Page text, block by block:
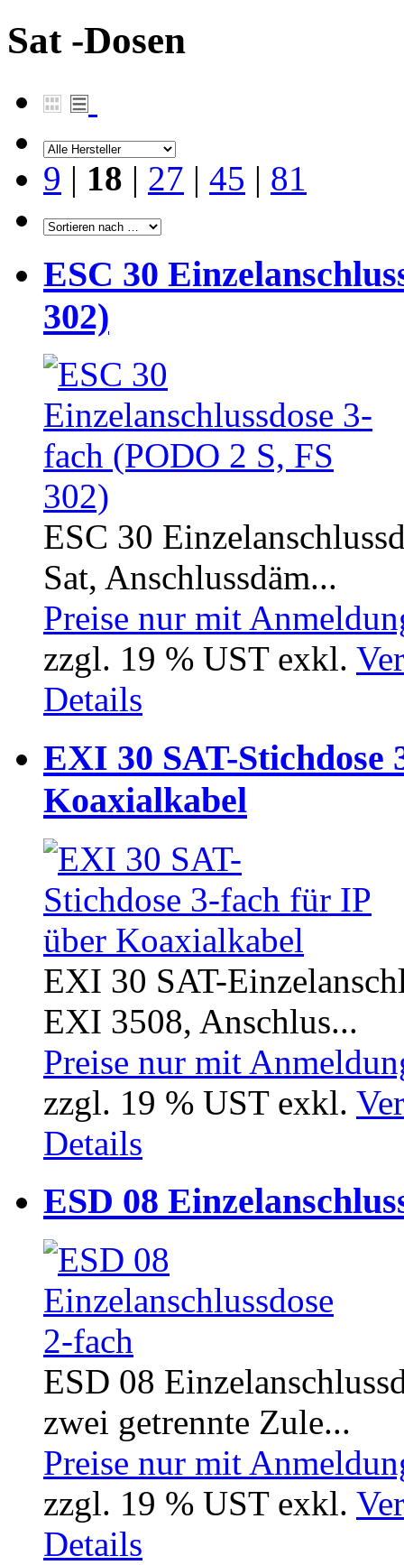
Sat -Dosen
9 | 18 | 27 | 45 | 81
ESC 30
302)
ESC 30
Sat, Anschlussdäm...
Preise nur mit
zzgl. 19 % UST exkl.
Details
EXI 30 SAT-
Koaxialkabel
EXI 30 SAT-
EXI 3508, Anschlus...
Preise nur mit
zzgl. 19 % UST exkl.
Details
ESD 08
ESD 08
zwei getrennte Zule...
Preise nur mit
zzgl. 19 % UST exkl.
Details